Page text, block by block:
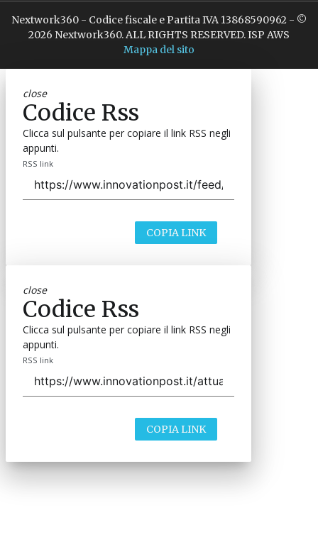
Nextwork360 - Codice fiscale e Partita IVA 13868590962 - ©
2026 Nextwork360. ALL RIGHTS RESERVED. ISP AWS
Mappa del sito
close
Codice Rss
Clicca sul pulsante per copiare il link RSS negli
appunti.
RSS link
COPIA LINK
close
Codice Rss
Clicca sul pulsante per copiare il link RSS negli
appunti.
RSS link
COPIA LINK